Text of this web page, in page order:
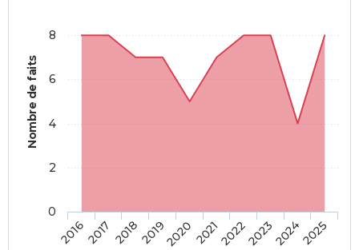
Nombre de faits
20162017 20182019202020212022202320242025
0
2
4
6
8